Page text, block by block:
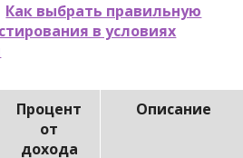
Как выбрать правильную
в условиях
Процент
от
дохода
Описание